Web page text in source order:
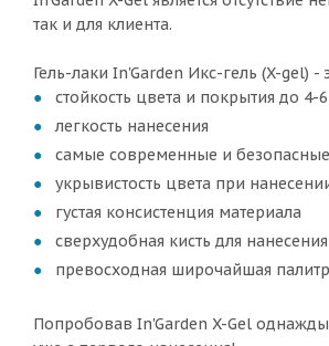
так и для клиента.
Гель-лаки In'Garden Икс-гель (X-gel) -
стойкость цвета и покрытия до 4-
легкость нанесения
самые современные и
укрывистость цвета при
густая консистенция материала
сверхудобная кисть для нанесения
превосходная широчайшая
Попробовав In'Garden X-Gel